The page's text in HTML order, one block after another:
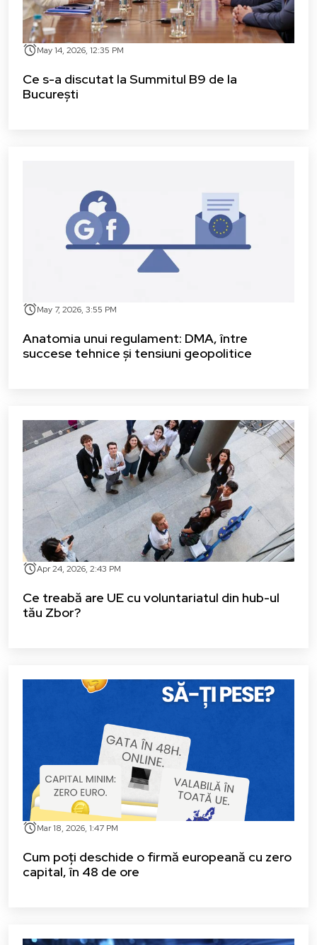
alarmMay 14, 2026, 12:35 PM
Ce s-a discutat la Summitul B9 de la
București
alarmMay 7, 2026, 3:55 PM
Anatomia unui regulament: DMA, între
succese tehnice și tensiuni geopolitice
alarmApr 24, 2026, 2:43 PM
Ce treabă are UE cu voluntariatul din hub-ul
tău Zbor?
alarmMar 18, 2026, 1:47 PM
Cum poți deschide o firmă europeană cu zero
capital, în 48 de ore